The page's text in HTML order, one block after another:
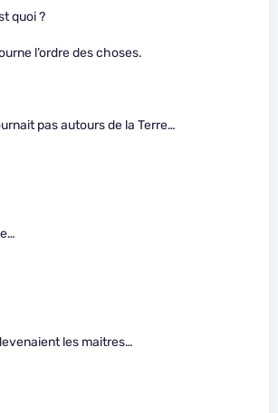
quoi ?
l’ordre des choses.
pas autours de la Terre…
les maitres…